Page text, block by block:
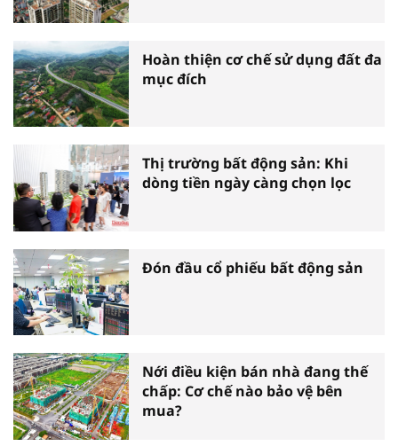
Hoàn thiện cơ chế sử dụng đất đa
mục đích
Thị trường bất động sản: Khi
dòng tiền ngày càng chọn lọc
Đón đầu cổ phiếu bất động sản
Nới điều kiện bán nhà đang thế
chấp: Cơ chế nào bảo vệ bên
mua?